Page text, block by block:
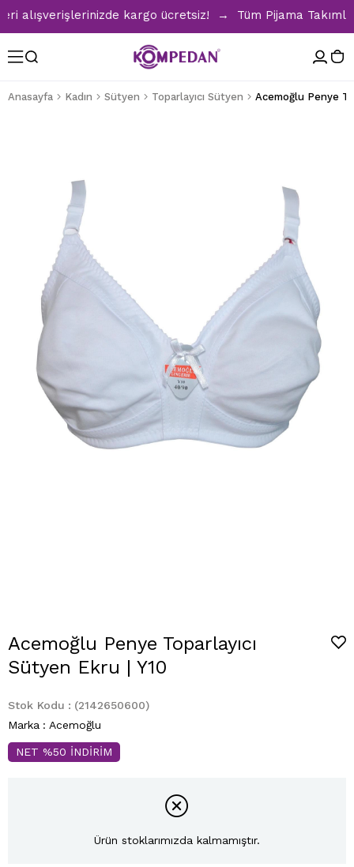
alışverişlerinizde kargo ücretsiz! → Tüm Pijama
Anasayfa Kadın Sütyen Toparlayıcı Sütyen Acemoğlu Penye
Acemoğlu Penye Toparlayıcı
Sütyen Ekru | Y10
Stok Kodu
(2142650600)
Marka : Acemoğlu
NET %50 İNDİRİM
Ürün stoklarımızda kalmamıştır.